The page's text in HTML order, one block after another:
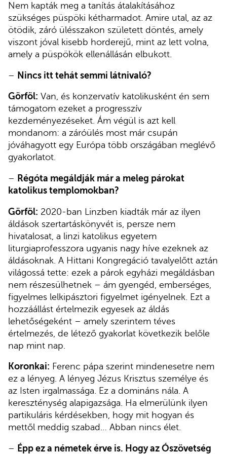
Nem kapták meg a tanítás átalakításához
szükséges püspöki kétharmadot. Amire utal, az az
ötödik, záró ülésszakon született döntés, amely
viszont jóval kisebb horderejű, mint az lett volna,
amely a püspökök ellenállásán elbukott.
– Nincs itt tehát semmi látnivaló?
Görföl: Van, és konzervatív katolikusként én sem
támogatom ezeket a progresszív
kezdeményezéseket. Ám végül is azt kell
mondanom: a záróülés most már csupán
jóváhagyott egy Európa több országában meglévő
gyakorlatot.
– Régóta megáldják már a meleg párokat
katolikus templomokban?
Görföl: 2020-ban Linzben kiadták már az ilyen
áldások szertartáskönyvét is, persze nem
hivatalosat, a linzi katolikus egyetem
liturgiaprofesszora ugyanis nagy híve ezeknek az
áldásoknak. A Hittani Kongregáció tavalyelőtt aztán
világossá tette: ezek a párok egyházi megáldásban
nem részesülhetnek – ám gyengéd, emberséges,
figyelmes lelkipásztori figyelmet igényelnek. Ezt a
hozzáállást értelmezik egyesek az áldás
lehetőségeként – amely szerintem téves
értelmezés, de létező gyakorlat következik belőle
nap mint nap.
Koronkai: Ferenc pápa szerint mindenesetre nem
ez a lényeg. A lényeg Jézus Krisztus személye és
az Isten irgalmassága. Ez a domináns nála. A
kereszténység alapigazsága. Ha elmerülünk ilyen
partikuláris kérdésekben, hogy mit hogyan és
mettől meddig szabad… Abban nincs élet.
– Épp ez a németek érve is. Hogy az Ószövetség